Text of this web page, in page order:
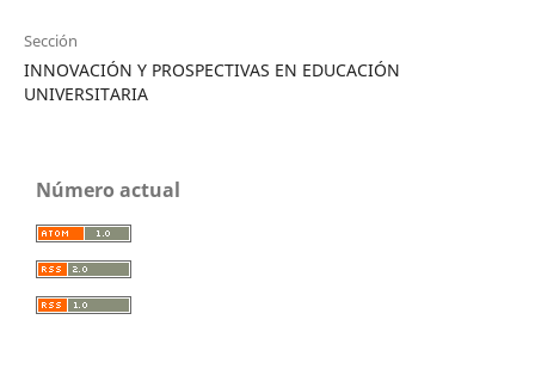
Sección
INNOVACIÓN Y PROSPECTIVAS EN EDUCACIÓN
UNIVERSITARIA
Número actual